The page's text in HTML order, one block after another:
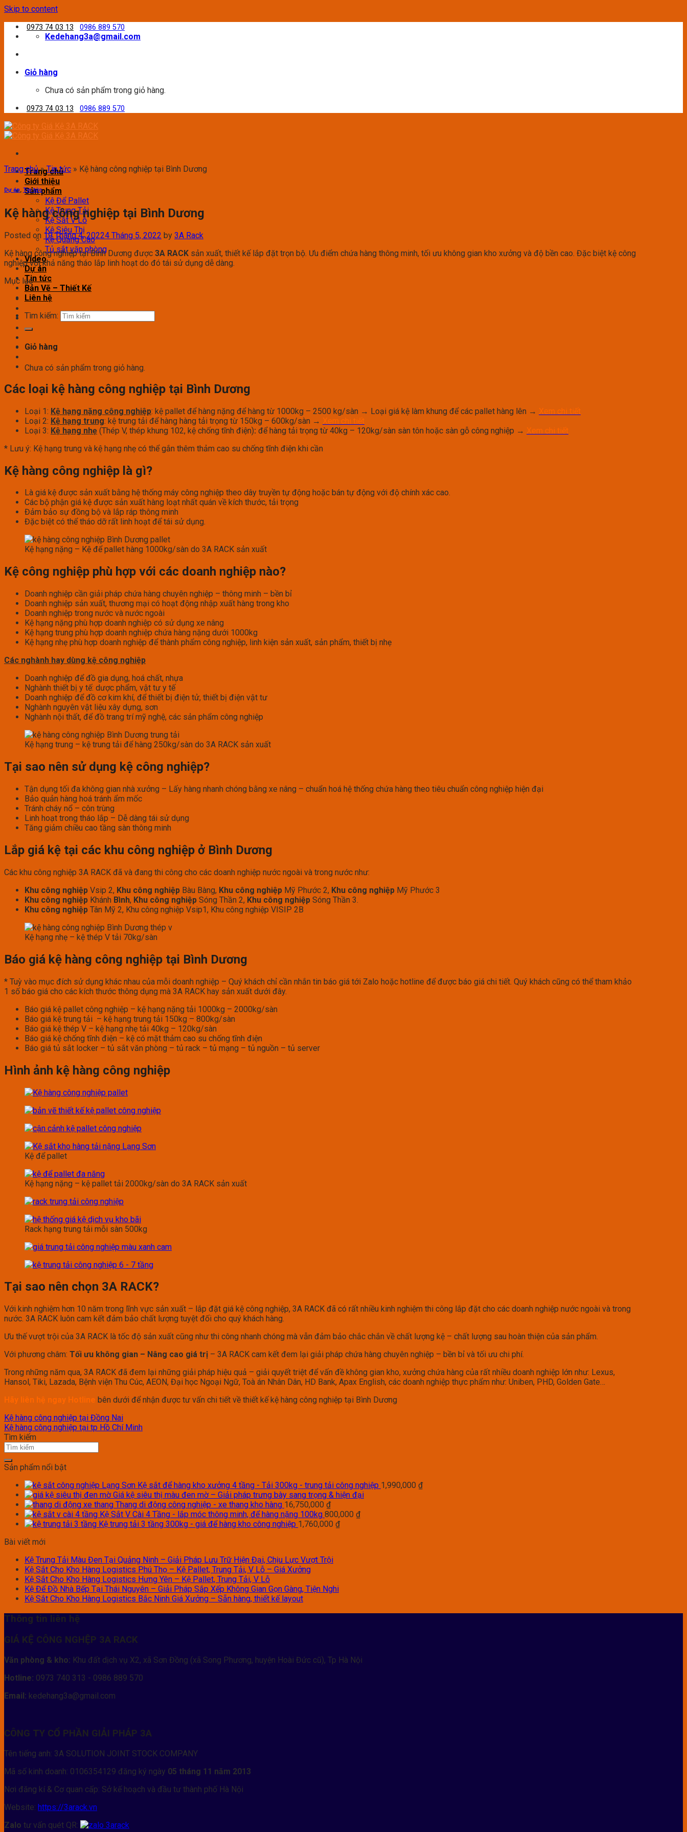
Skip to content
0973 74 03 13 0986 889 570
Kedehang3a@gmail.com
Giỏ hàng
Chưa có sản phẩm trong giỏ hàng.
0973 74 03 13 0986 889 570
Trang chủ
Giới thiệu
Sản phẩm
Kệ Để Pallet
Kệ Trung Tải
Kệ Sắt V Lỗ
Kệ Siêu Thị
Kệ Quảng Cáo
Tủ sắt văn phòng
Video
Dự án
Tin tức
Bản Vẽ – Thiết Kế
Liên hệ
Tìm kiếm:
Giỏ hàng
Chưa có sản phẩm trong giỏ hàng.
Trang chủ»Tin tức » Kệ hàng công nghiệp tại Bình Dương
Dự án, Tin tức
Kệ hàng công nghiệp tại Bình Dương
Posted on 19 Tháng 4, 20224 Tháng 5, 2022 by 3A Rack
Kệ hàng công nghiệp tại Bình Dương được 3A RACK sản xuất, thiết kế lắp đặt trọn bộ. Ưu điểm chứa hàng thông minh, tối ưu không gian kho xưởng và độ bền cao. Đặc biệt kệ công
nghiệp với khả năng tháo lắp linh hoạt do đó tái sử dụng dễ dàng.
Mục lục
Các loại kệ hàng công nghiệp tại Bình Dương
Loại 1: Kệ hạng nặng công nghiệp: kệ pallet để hàng nặng để hàng từ 1000kg – 2500 kg/sàn → Loại giá kệ làm khung để các pallet hàng lên → Xem chi tiết
Loại 2: Kệ hạng trung: kệ trung tải để hàng hàng tải trọng từ 150kg – 600kg/sàn → Xem chi tiết
Loại 3: Kệ hạng nhẹ (Thép V, thép khung 102, kệ chống tĩnh điện): để hàng tải trọng từ 40kg – 120kg/sàn sàn tôn hoặc sàn gỗ công nghiệp → Xem chi tiết
* Lưu ý: Kệ hạng trung và kệ hạng nhẹ có thể gắn thêm thảm cao su chống tĩnh điện khi cần
Kệ hàng công nghiệp là gì?
Là giá kệ được sản xuất bằng hệ thống máy công nghiệp theo dây truyền tự động hoặc bán tự động với độ chính xác cao.
Các bộ phận giá kệ được sản xuất hàng loạt nhất quán về kích thước, tải trọng
Đảm bảo sự đồng bộ và lắp ráp thông minh
Đặc biệt có thể tháo dỡ rất linh hoạt để tái sử dụng.
Kệ hạng nặng – Kệ để pallet hàng 1000kg/sàn do 3A RACK sản xuất
Kệ công nghiệp phù hợp với các doanh nghiệp nào?
Doanh nghiệp cần giải pháp chứa hàng chuyên nghiệp – thông minh – bền bỉ
Doanh nghiệp sản xuất, thương mại có hoạt động nhập xuất hàng trong kho
Doanh nghiệp trong nước và nước ngoài
Kệ hạng nặng phù hợp doanh nghiệp có sử dụng xe nâng
Kệ hạng trung phù hợp doanh nghiệp chứa hàng nặng dưới 1000kg
Kệ hạng nhẹ phù hợp doanh nghiệp để thành phẩm công nghiệp, linh kiện sản xuất, sản phẩm, thiết bị nhẹ
Các nghành hay dùng kệ công nghiệp
Doanh nghiệp để đồ gia dụng, hoá chất, nhựa
Nghành thiết bị y tế: dược phẩm, vật tư y tế
Doanh nghiệp để đồ cơ kim khí, để thiết bị điện tử, thiết bị điện vật tư
Nghành nguyên vật liệu xây dựng, sơn
Nghành nội thất, để đồ trang trí mỹ nghệ, các sản phẩm công nghiệp
Kệ hạng trung – kệ trung tải để hàng 250kg/sàn do 3A RACK sản xuất
Tại sao nên sử dụng kệ công nghiệp?
Tận dụng tối đa không gian nhà xưởng – Lấy hàng nhanh chóng bằng xe nâng – chuẩn hoá hệ thống chứa hàng theo tiêu chuẩn công nghiệp hiện đại
Bảo quản hàng hoá tránh ẩm mốc
Tránh cháy nổ – côn trùng
Linh hoạt trong tháo lắp – Dễ dàng tái sử dụng
Tăng giảm chiều cao tầng sàn thông minh
Lắp giá kệ tại các khu công nghiệp ở Bình Dương
Các khu công nghiệp 3A RACK đã và đang thi công cho các doanh nghiệp nước ngoài và trong nước như:
Khu công nghiệp Vsip 2, Khu công nghiệp Bàu Bàng, Khu công nghiệp Mỹ Phước 2, Khu công nghiệp Mỹ Phước 3
Khu công nghiệp Khánh Bình, Khu công nghiệp Sóng Thần 2, Khu công nghiệp Sóng Thần 3.
Khu công nghiệp Tân Mỹ 2, Khu công nghiệp Vsip1, Khu công nghiệp VISIP 2B
Kệ hạng nhẹ – kệ thép V tải 70kg/sàn
Báo giá kệ hàng công nghiệp tại Bình Dương
* Tuỳ vào mục đích sử dụng khác nhau của mỗi doanh nghiệp – Quý khách chỉ cần nhắn tin báo giá tới Zalo hoặc hotline để được báo giá chi tiết. Quý khách cũng có thể tham khảo
1 số báo giá cho các kích thước thông dụng mà 3A RACK hay sản xuất dưới đây.
Báo giá kệ pallet công nghiệp – kệ hạng nặng tải 1000kg – 2000kg/sàn
Báo giá kệ trung tải – kệ hạng trung tải 150kg – 800kg/sàn
Báo giá kệ thép V – kệ hạng nhẹ tải 40kg – 120kg/sàn
Báo giá kệ chống tĩnh điện – kệ có mặt thảm cao su chống tĩnh điện
Báo giá tủ sắt locker – tủ sắt văn phòng – tủ rack – tủ mạng – tủ nguồn – tủ server
Hình ảnh kệ hàng công nghiệp
Kệ để pallet
Kệ hạng nặng – kệ pallet tải 2000kg/sàn do 3A RACK sản xuất
Rack hạng trung tải mỗi sàn 500kg
Tại sao nên chọn 3A RACK?
Với kinh nghiệm hơn 10 năm trong lĩnh vực sản xuất – lắp đặt giá kệ công nghiệp, 3A RACK đã có rất nhiều kinh nghiệm thi công lắp đặt cho các doanh nghiệp nước ngoài và trong
nước. 3A RACK luôn cam kết đảm bảo chất lượng tuyệt đối cho quý khách hàng.
Ưu thế vượt trội của 3A RACK là tốc độ sản xuất cũng như thi công nhanh chóng mà vẫn đảm bảo chắc chắn về chất lượng kệ – chất lượng sau hoàn thiện của sản phẩm.
Với phương châm: Tối ưu không gian – Nâng cao giá trị – 3A RACK cam kết đem lại giải pháp chứa hàng chuyên nghiệp – bền bỉ và tối ưu chi phí.
Trong những năm qua, 3A RACK đã đem lại những giải pháp hiệu quả – giải quyết triệt để vấn đề không gian kho, xưởng chứa hàng của rất nhiều doanh nghiệp lớn như: Lexus,
Hansol, Tiki, Lazada, Bệnh viện Thu Cúc, AEON, Đại học Ngoại Ngữ, Toà án Nhân Dân, HD Bank, Apax English, các doanh nghiệp thực phẩm như: Uniben, PHD, Golden Gate…
Hãy liên hệ ngay Hotline bên dưới để nhận được tư vấn chi tiết về thiết kế kệ hàng công nghiệp tại Bình Dương
Kệ hàng công nghiệp tại Đồng Nai
Kệ hàng công nghiệp tại tp Hồ Chí Minh
Tìm kiếm
Sản phẩm nổi bật
Kệ sắt để hàng kho xưởng 4 tầng - Tải 300kg - trung tải công nghiệp 1,990,000 ₫
Giá kệ siêu thị màu đen mờ – Giải pháp trưng bày sang trọng & hiện đại
Thang di động công nghiệp - xe thang kho hàng 16,750,000 ₫
Kệ Sắt V Cài 4 Tầng - lắp móc thông minh, để hàng nặng 100kg 800,000 ₫
Kệ trung tải 3 tầng 300kg - giá để hàng kho công nghiệp 1,760,000 ₫
Bài viết mới
Kệ Trung Tải Màu Đen Tại Quảng Ninh – Giải Pháp Lưu Trữ Hiện Đại, Chịu Lực Vượt Trội
Kệ Sắt Cho Kho Hàng Logistics Phú Thọ – Kệ Pallet, Trung Tải, V Lỗ – Giá Xưởng
Kệ Sắt Cho Kho Hàng Logistics Hưng Yên – Kệ Pallet, Trung Tải, V Lỗ
Kệ Để Đồ Nhà Bếp Tại Thái Nguyên – Giải Pháp Sắp Xếp Không Gian Gọn Gàng, Tiện Nghi
Kệ Sắt Cho Kho Hàng Logistics Bắc Ninh Giá Xưởng – Sẵn hàng, thiết kế layout
Thông tin liên hệ
GIÁ KỆ CÔNG NGHỆP 3A RACK
Văn phòng & kho: Khu đất dịch vụ X2, xã Sơn Đồng (xã Song Phương, huyện Hoài Đức cũ), Tp Hà Nội
Hotline: 0973 740 313 - 0986 889 570
Email: kedehang3a@gmail.com
CÔNG TY CỔ PHẦN GIẢI PHÁP 3A
Tên tiếng anh: 3A SOLUTION JOINT STOCK COMPANY
Mã số kinh doanh: 0106354129 đăng ký ngày 05 tháng 11 năm 2013
Nơi đăng kí & Cơ quan cấp: Sở kế hoạch và đầu tư thành phố Hà Nội
Website: https://3arack.vn
Zalo tư vấn quét QR: